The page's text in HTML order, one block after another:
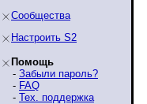
Сообщества
Настроить S2
Помощь
- Забыли пароль?
- FAQ
- Тех. поддержка